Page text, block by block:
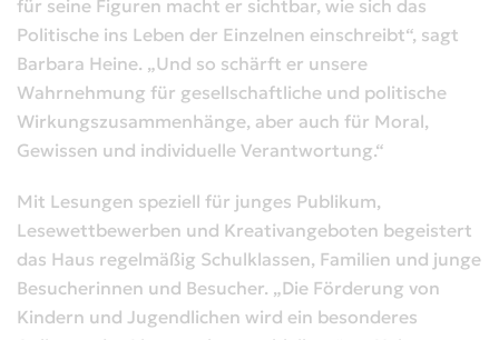
für seine Figuren macht er sichtbar, wie sich das
Politische ins Leben der Einzelnen einschreibt“, sagt
Barbara Heine. „Und so schärft er unsere
Wahrnehmung für gesellschaftliche und politische
Wirkungszusammenhänge, aber auch für Moral,
Gewissen und individuelle Verantwortung.“
Mit Lesungen speziell für junges Publikum,
Lesewettbewerben und Kreativangeboten begeistert
das Haus regelmäßig Schulklassen, Familien und junge
Besucherinnen und Besucher. „Die Förderung von
Kindern und Jugendlichen wird ein besonderes